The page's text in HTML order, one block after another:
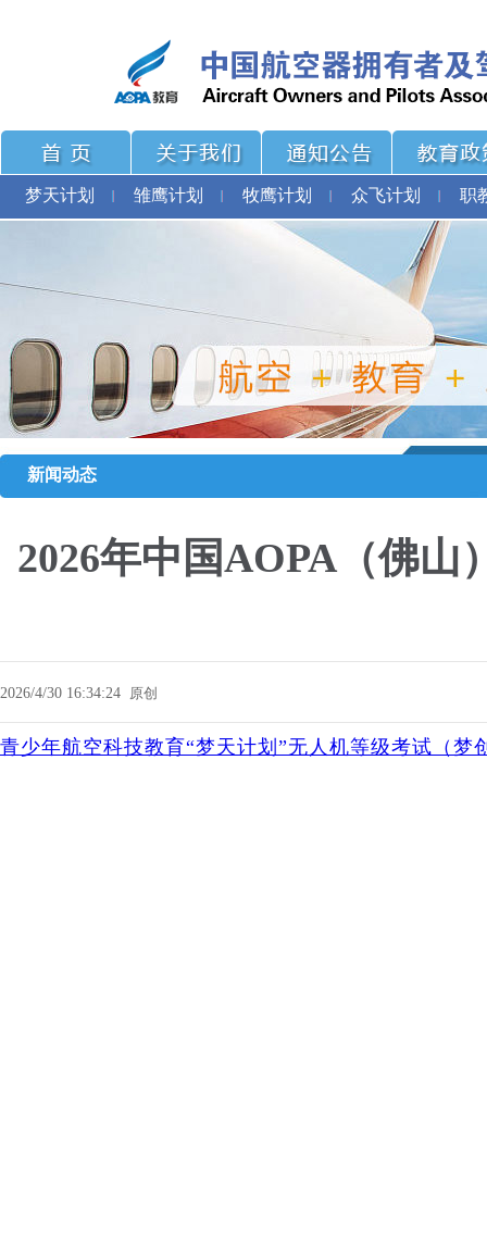
梦天计划 雏鹰计划 牧鹰计划 众飞计划 职
新闻动态
2026年中国AOPA（佛山
2026/4/30 16:34:24 原创
青少年航空科技教育“梦天计划”无人机等级考试（梦